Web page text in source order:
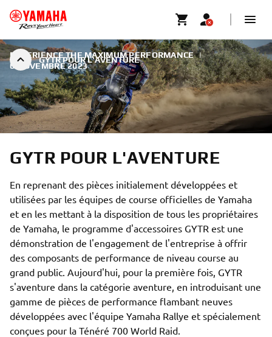
GYTR POUR L'AVENTURE
EXPERIENCE THE MAXIMUM PERFORMANCE |
6 NOVEMBRE 2023
GYTR POUR L'AVENTURE
En reprenant des pièces initialement développées et
utilisées par les équipes de course officielles de Yamaha
et en les mettant à la disposition de tous les propriétaires
de Yamaha, le programme d'accessoires GYTR est une
démonstration de l'engagement de l'entreprise à offrir
des composants de performance de niveau course au
grand public. Aujourd'hui, pour la première fois, GYTR
s'aventure dans la catégorie aventure, en introduisant une
gamme de pièces de performance flambant neuves
développées avec l'équipe Yamaha Rallye et spécialement
conçues pour la Ténéré 700 World Raid.